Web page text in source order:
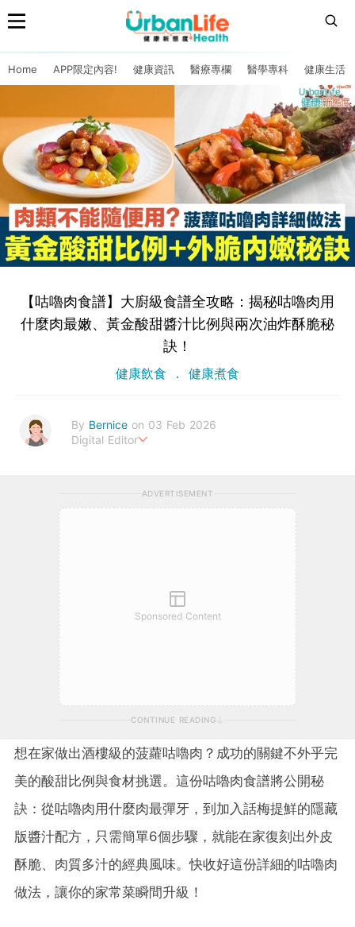
Home APP限定內容! 健康資訊 醫療專欄 醫學專科 健康生活
【咕嚕肉食譜】大廚級食譜全攻略：揭秘咕嚕肉用
什麼肉最嫩、黃金酸甜醬汁比例與兩次油炸酥脆秘
訣！
健康飲食 健康煮食
By Bernice on 03 Feb 2026
Digital Editor
寫作方式，深入見解和實用建議贏得了讀者的廣泛好評。透過Urb
anLife Health，她致力於向大家傳遞更多健康知識，，讓大家一
起實現更健康、更幸福的生活。
bernice.cheong@urbanlifehk.com
ADVERTISEMENT
Sponsored Content
CONTINUE READING
想在家做出酒樓級的菠蘿咕嚕肉？成功的關鍵不外乎完
美的酸甜比例與食材挑選。這份咕嚕肉食譜將公開秘
訣：從咕嚕肉用什麼肉最彈牙，到加入話梅提鮮的隱藏
版醬汁配方，只需簡單6個步驟，就能在家復刻出外皮
酥脆、肉質多汁的經典風味。快收好這份詳細的咕嚕肉
做法，讓你的家常菜瞬間升級！